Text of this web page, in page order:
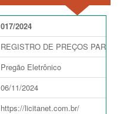
017/2024
REGISTRO DE PREÇOS PARA
Pregão Eletrônico
06/11/2024
https://licitanet.com.br/